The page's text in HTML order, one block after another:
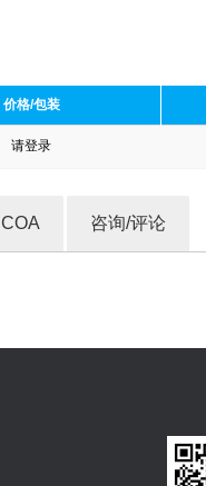
价格/包装
请登录
COA 咨询/评论